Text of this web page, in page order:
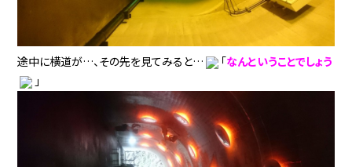
途中に横道が…、その先を見てみると… 「なんということでしょう
」